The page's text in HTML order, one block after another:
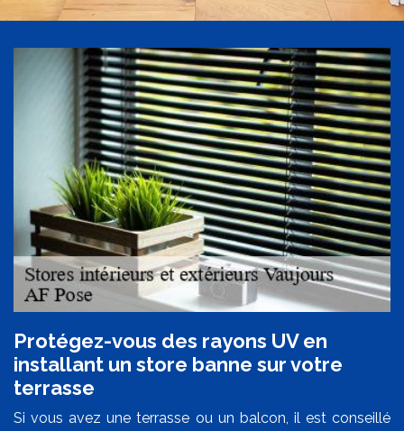
Protégez-vous des rayons UV en
installant un store banne sur votre
terrasse
Si vous avez une terrasse ou un balcon, il est conseillé